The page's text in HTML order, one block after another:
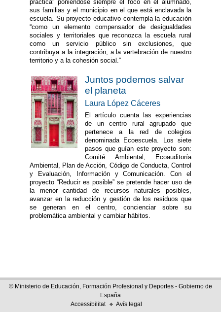
práctica” poniéndose siempre el foco en el alumnado,
sus familias y el municipio en el que está enclavada la
escuela. Su proyecto educativo contempla la educación
“como un elemento compensador de desigualdades
sociales y territoriales que reconozca la escuela rural
como un servicio público sin exclusiones, que
contribuya a la integración, a la vertebración de nuestro
territorio y a la cohesión social.”
Juntos podemos salvar
el planeta
Laura López Cáceres
El artículo cuenta las experiencias
de un centro rural agrupado que
pertenece a la red de colegios
denominada Ecoescuela. Los siete
pasos que guían este proyecto son:
Comité Ambiental, Ecoauditoría
Ambiental, Plan de Acción, Código de Conducta, Control
y Evaluación, Información y Comunicación. Con el
proyecto “Reducir es posible” se pretende hacer uso de
la menor cantidad de recursos naturales posibles,
avanzar en la reducción y gestión de los residuos que
se generan en el centro, concienciar sobre su
problemática ambiental y cambiar hábitos.
© Ministerio de Educación, Formación Profesional y Deportes - Gobierno de
España
Accessibilitat
Avís legal